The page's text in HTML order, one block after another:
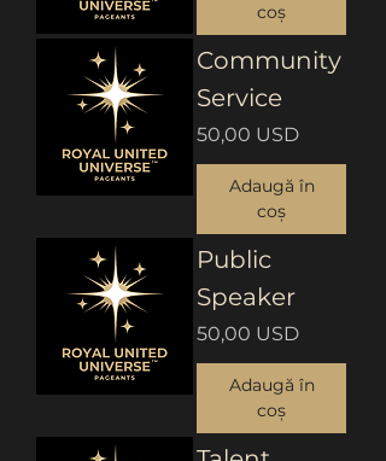
coș
Community
Service
Preț
50,00 USD
Adaugă în
coș
Public
Speaker
Preț
50,00 USD
Adaugă în
coș